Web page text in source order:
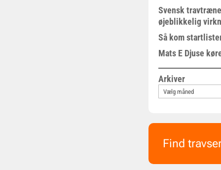
Svensk
øjeblikkelig
Så kom
Mats E Djuse
Arkiver
Find